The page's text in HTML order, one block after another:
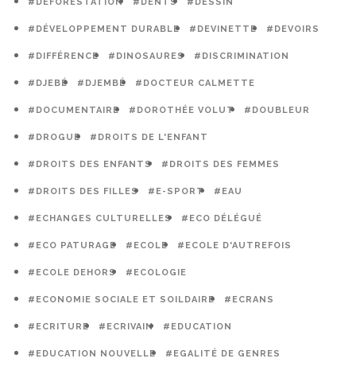
#DÉVELOPPEMENT DURABLE #DEVINETTE #DEVOIRS
#DIFFÉRENCE #DINOSAURES #DISCRIMINATION
#DJEBÉ #DJEMBÉ #DOCTEUR CALMETTE
#DOCUMENTAIRE #DOROTHÉE VOLUT #DOUBLEUR
#DROGUE #DROITS DE L'ENFANT
#DROITS DES ENFANTS #DROITS DES FEMMES
#DROITS DES FILLES #E-SPORT #EAU
#ECHANGES CULTURELLES #ECO DÉLÉGUÉ
#ECO PATURAGE #ECOLE #ECOLE D'AUTREFOIS
#ECOLE DEHORS #ECOLOGIE
#ECONOMIE SOCIALE ET SOILDAIRE #ECRANS
#ECRITURE #ECRIVAIN #EDUCATION
#EDUCATION NOUVELLE #EGALITÉ DE GENRES